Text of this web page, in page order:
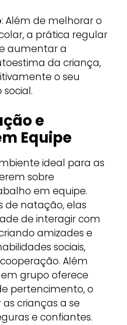
: Além de melhorar o
a prática regular
aumentar a
da criança,
o seu
e
Equipe
ideal para as
sobre
em equipe.
de natação, elas
de interagir com
amizades e
sociais,
Além
grupo oferece
pertencimento, o
crianças a se
e confiantes.